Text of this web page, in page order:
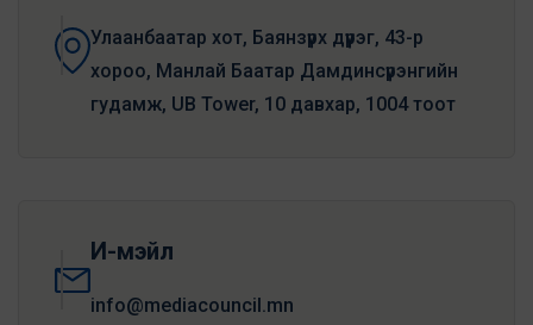
Улаанбаатар хот, Баянзүрх дүүрэг, 43-р
хороо, Манлай Баатар Дамдинсүрэнгийн
гудамж, UB Tower, 10 давхар, 1004 тоот
И-мэйл
info@mediacouncil.mn